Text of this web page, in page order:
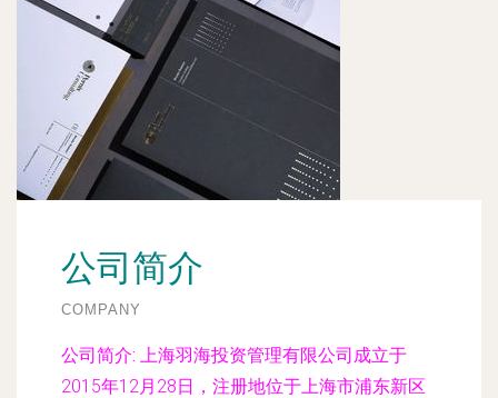
公司简介
COMPANY
公司简介: 上海羽海投资管理有限公司成立于
2015年12月28日，注册地位于上海市浦东新区